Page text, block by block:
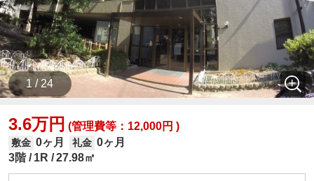
1 / 24
3.6万円 (管理費等：12,000円 )
敷金 0ヶ月 礼金 0ヶ月
3階
1R 27.98㎡